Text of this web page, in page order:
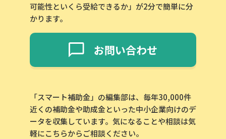
可能性といくら受給できるか」が2分で簡単に分
かります。
お問い合わせ
「スマート補助金」の編集部は、毎年30,000件
近くの補助金や助成金といった中小企業向けのデ
ータを収集しています。気になることや相談は気
軽にこちらからご相談ください。